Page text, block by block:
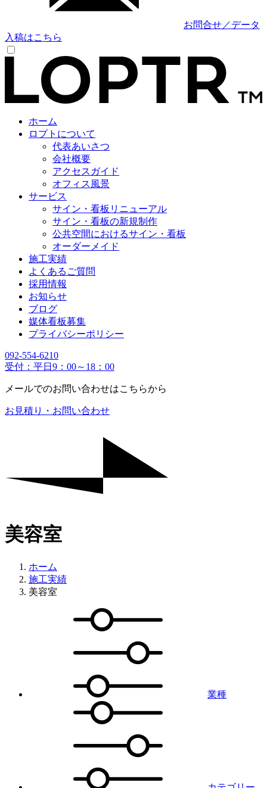
お問合せ／データ
入稿はこちら
ホーム
ロプトについて
代表あいさつ
会社概要
アクセスガイド
オフィス風景
サービス
サイン・看板リニューアル
サイン・看板の新規制作
公共空間におけるサイン・看板
オーダーメイド
施工実績
よくあるご質問
採用情報
お知らせ
ブログ
媒体看板募集
プライバシーポリシー
092-554-6210
受付：平日9：00～18：00
メールでのお問い合わせはこちらから
お見積り・お問い合わせ
美容室
ホーム
施工実績
美容室
業種